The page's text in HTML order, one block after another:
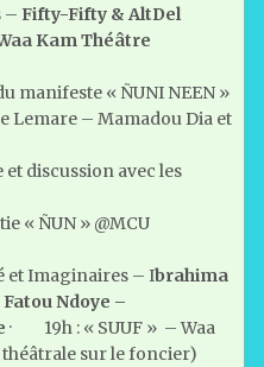
– Fifty-Fifty & AltDel
Kam Théâtre
manifeste « ÑUNI NEEN »
Lemare – Mamadou Dia et
discussion avec les
« ÑUN » @MCU
Imaginaires – Ibrahima
Ndoye –
· 19h : « SUUF » – Waa
sur le foncier)